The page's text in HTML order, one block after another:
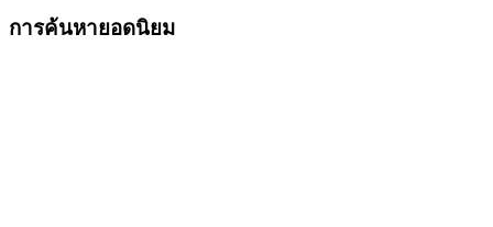
การค้นหายอดนิยม